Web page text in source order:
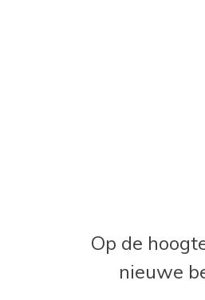
Op de
nieuwe